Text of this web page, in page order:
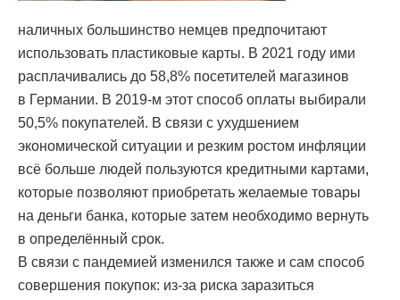
наличных большинство немцев предпочитают
использовать пластиковые карты. В 2021 году ими
расплачивались до 58,8% посетителей магазинов
в Германии. В 2019-м этот способ оплаты выбирали
50,5% покупателей. В связи с ухудшением
экономической ситуации и резким ростом инфляции
всё больше людей пользуются кредитными картами,
которые позволяют приобретать желаемые товары
на деньги банка, которые затем необходимо вернуть
в определённый срок.
В связи с пандемией изменился также и сам способ
совершения покупок: из-за риска заразиться